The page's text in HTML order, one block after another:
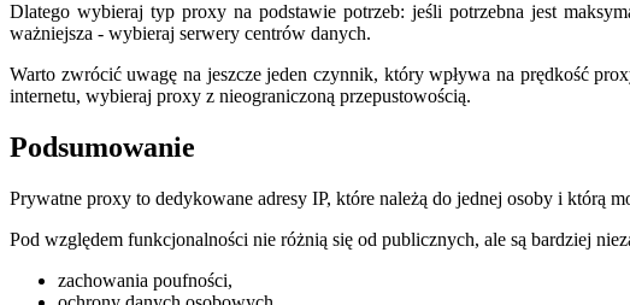
Dlatego wybieraj typ proxy na podstawie potrzeb: jeśli potrzebna jest
ważniejsza - wybieraj serwery centrów danych.
Warto zwrócić uwagę na jeszcze jeden czynnik, który wpływa na prędkość
internetu, wybieraj proxy z nieograniczoną przepustowością.
Podsumowanie
Prywatne proxy to dedykowane adresy IP, które należą do jednej osoby i którą
Pod względem funkcjonalności nie różnią się od publicznych, ale są bardziej
zachowania poufności,